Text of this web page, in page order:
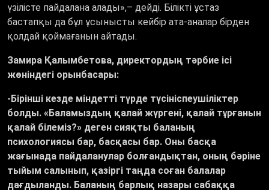
үзілісте пайдалана алады»,– дейді. Білікті ұстаз
бастапқы да бұл ұсынысты кейбір ата-аналар бірден
қолдай қоймағанын айтады.
Замира Қалымбетова, директордың тәрбие ісі
жөніндегі орынбасары:
-Бірінші кезде міндетті түрде түсініспеушіліктер
болды. «Баламыздың қалай жүргені, қалай тұрғанын
қалай білеміз?» деген сияқты баланың
психологиясы бар, басқасы бар. Оны басқа
жағынада пайдаланулар болғандықтан, оның бәріне
тыйым салынып, қазіргі таңда соған балалар
дағдыланды. Баланың барлық назары сабаққа